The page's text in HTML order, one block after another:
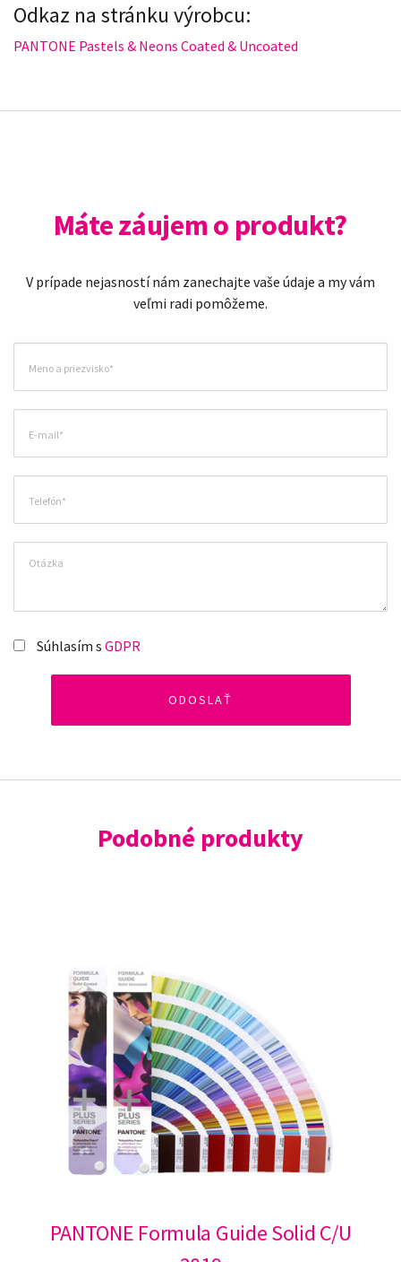
Odkaz na stránku výrobcu:
PANTONE Pastels & Neons Coated & Uncoated
Máte záujem o produkt?
V prípade nejasností nám zanechajte vaše údaje a my vám
veľmi radi pomôžeme.
Súhlasím s GDPR
Podobné produkty
PANTONE Formula Guide Solid C/U